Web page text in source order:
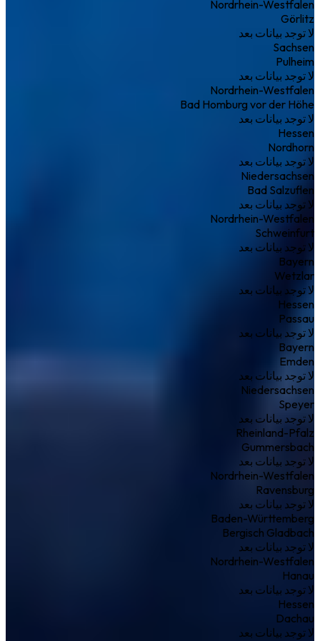
Nordrhein-Westfalen
Görlitz
لا توجد بيانات بعد
Sachsen
Pulheim
لا توجد بيانات بعد
Nordrhein-Westfalen
Bad Homburg vor der Höhe
لا توجد بيانات بعد
Hessen
Nordhorn
لا توجد بيانات بعد
Niedersachsen
Bad Salzuflen
لا توجد بيانات بعد
Nordrhein-Westfalen
Schweinfurt
لا توجد بيانات بعد
Bayern
Wetzlar
لا توجد بيانات بعد
Hessen
Passau
لا توجد بيانات بعد
Bayern
Emden
لا توجد بيانات بعد
Niedersachsen
Speyer
لا توجد بيانات بعد
Rheinland-Pfalz
Gummersbach
لا توجد بيانات بعد
Nordrhein-Westfalen
Ravensburg
لا توجد بيانات بعد
Baden-Württemberg
Bergisch Gladbach
لا توجد بيانات بعد
Nordrhein-Westfalen
Hanau
لا توجد بيانات بعد
Hessen
Dachau
لا توجد بيانات بعد